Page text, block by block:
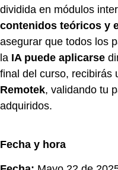
dividida en módulos
contenidos teóricos y
asegurar que todos los
la IA puede aplicarse
final del curso, recibirás
Remotek, validando tu
adquiridos.
Fecha y hora